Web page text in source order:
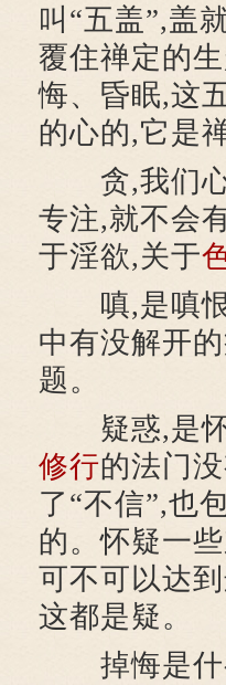
叫“五盖”,盖
覆住禅定的
悔、昏眠,这
的心的,它是
贪,我们心
专注,就不会
于淫欲,关于
嗔,是嗔恨
中有没解开
题。
疑惑,是怀
修行的法门
了“不信”,也
的。怀疑一
可不可以达
这都是疑。
掉悔是什